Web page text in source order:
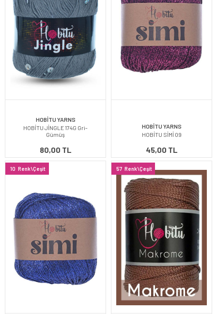
HOBİTU YARNS
HOBİTU JİNGLE 174G Gri-
Gümüş
80,00 TL
HOBİTU YARNS
HOBİTU SİMİ 09
45,00 TL
10 Renk\Çeşit 57 Renk\Çeşit